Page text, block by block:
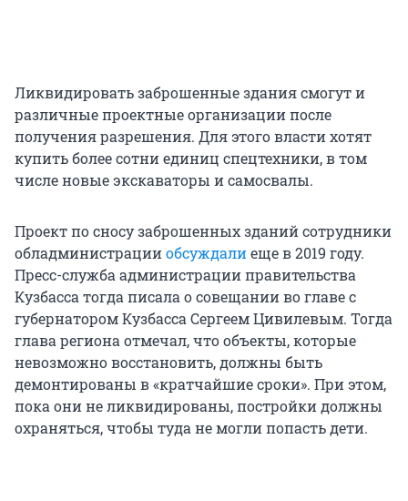
Ликвидировать заброшенные здания смогут и
различные проектные организации после
получения разрешения. Для этого власти хотят
купить более сотни единиц спецтехники, в том
числе новые экскаваторы и самосвалы.
Проект по сносу заброшенных зданий сотрудники
обладминистрацииобсуждалиеще в 2019 году.
Пресс-служба администрации правительства
Кузбасса тогда писала о совещании во главе с
губернатором Кузбасса Сергеем Цивилевым. Тогда
глава региона отмечал, что объекты, которые
невозможно восстановить, должны быть
демонтированы в «кратчайшие сроки». При этом,
пока они не ликвидированы, постройки должны
охраняться, чтобы туда не могли попасть дети.